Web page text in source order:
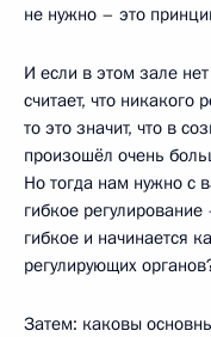
не нужно – это
И если в этом зале
считает, что
то это значит, что в
произошёл очень
Но тогда нам нужно с
гибкое регулирование
гибкое и начинается
регулирующих
Затем: каковы